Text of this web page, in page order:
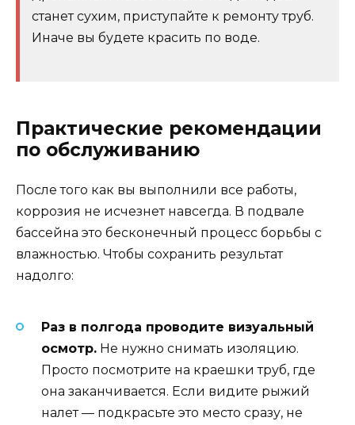
станет сухим, приступайте к ремонту труб.
Иначе вы будете красить по воде.
Практические рекомендации
по обслуживанию
После того как вы выполнили все работы,
коррозия не исчезнет навсегда. В подвале
бассейна это бесконечный процесс борьбы с
влажностью. Чтобы сохранить результат
надолго:
Раз в полгода проводите визуальный
осмотр. Не нужно снимать изоляцию.
Просто посмотрите на краешки труб, где
она заканчивается. Если видите рыжий
налет — подкрасьте это место сразу, не